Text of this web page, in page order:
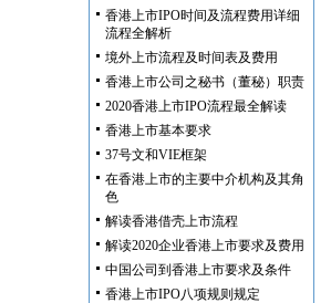
香港上市IPO时间及流程费用详细
流程全解析
境外上市流程及时间表及费用
香港上市公司之秘书（董秘）职责
2020香港上市IPO流程最全解读
香港上市基本要求
37号文和VIE框架
在香港上市的主要中介机构及其角
色
解读香港借壳上市流程
解读2020企业香港上市要求及费用
中国公司到香港上市要求及条件
香港上市IPO八项规则规定